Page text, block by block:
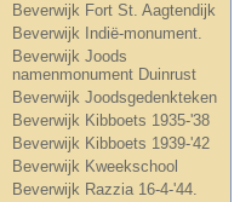
Beverwijk Fort St. Aagtendijk
Beverwijk Indië-monument.
Beverwijk Joods
namenmonument Duinrust
Beverwijk Joodsgedenkteken
Beverwijk Kibboets 1935-'38
Beverwijk Kibboets 1939-'42
Beverwijk Kweekschool
Beverwijk Razzia 16-4-'44.